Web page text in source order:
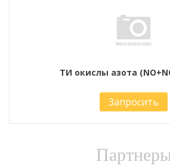
ТИ окислы азота
Запросить